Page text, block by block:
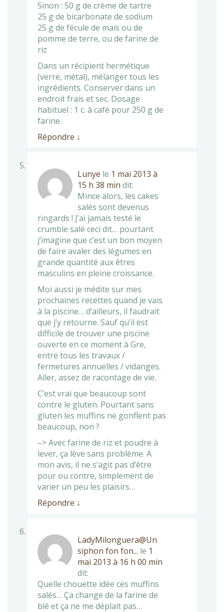
Sinon : 50 g de crème de tartre
25 g de bicarbonate de sodium
25 g de fécule de maïs ou de
pomme de terre, ou de farine de
riz
Dans un récipient hermétique
(verre, métal), mélanger tous les
ingrédients. Conserver dans un
endroit frais et sec. Dosage
habituel : 1 c. à café pour 250 g de
farine.
Répondre ↓
Lunye le 1 mai 2013 à
15 h 38 min dit:
Mince alors, les cakes
salés sont devenus
ringards ! J’ai jamais testé le
crumble salé ceci dit… pourtant
j’imagine que c’est un bon moyen
de faire avaler des légumes en
grande quantité aux êtres
masculins en pleine croissance.
Moi aussi je médite sur mes
prochaines recettes quand je vais
à la piscine… d’ailleurs, il faudrait
que j’y retourne. Sauf qu’il est
difficile de trouver une piscine
ouverte en ce moment à Gre,
entre tous les travaux /
fermetures annuelles / vidanges.
Aller, assez de racontage de vie.
C’est vrai que beaucoup sont
contre le gluten. Pourtant sans
gluten les muffins ne gonflent pas
beaucoup, non ?
–> Avec farine de riz et poudre à
lever, ça lève sans problème. A
mon avis, il ne s’agit pas d’être
pour ou contre, simplement de
varier un peu les plaisirs…
Répondre ↓
LadyMilonguera@Un
siphon fon fon... le 1
mai 2013 à 16 h 00 min
dit:
Quelle chouette idée ces muffins
salés… Ça change de la farine de
blé et ça ne me déplait pas…